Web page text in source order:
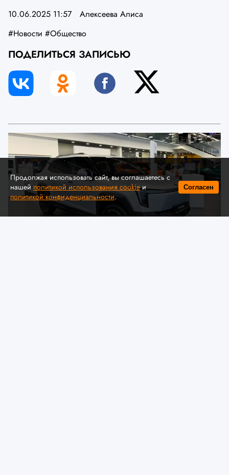
10.06.2025 11:57
Алексеева Алиса
#Новости #Общество
ПОДЕЛИТЬСЯ ЗАПИСЬЮ
Продолжая использовать сайт, вы соглашаетесь с
нашей политикой использования cookieи
политикой конфиденциальности.
Согласен